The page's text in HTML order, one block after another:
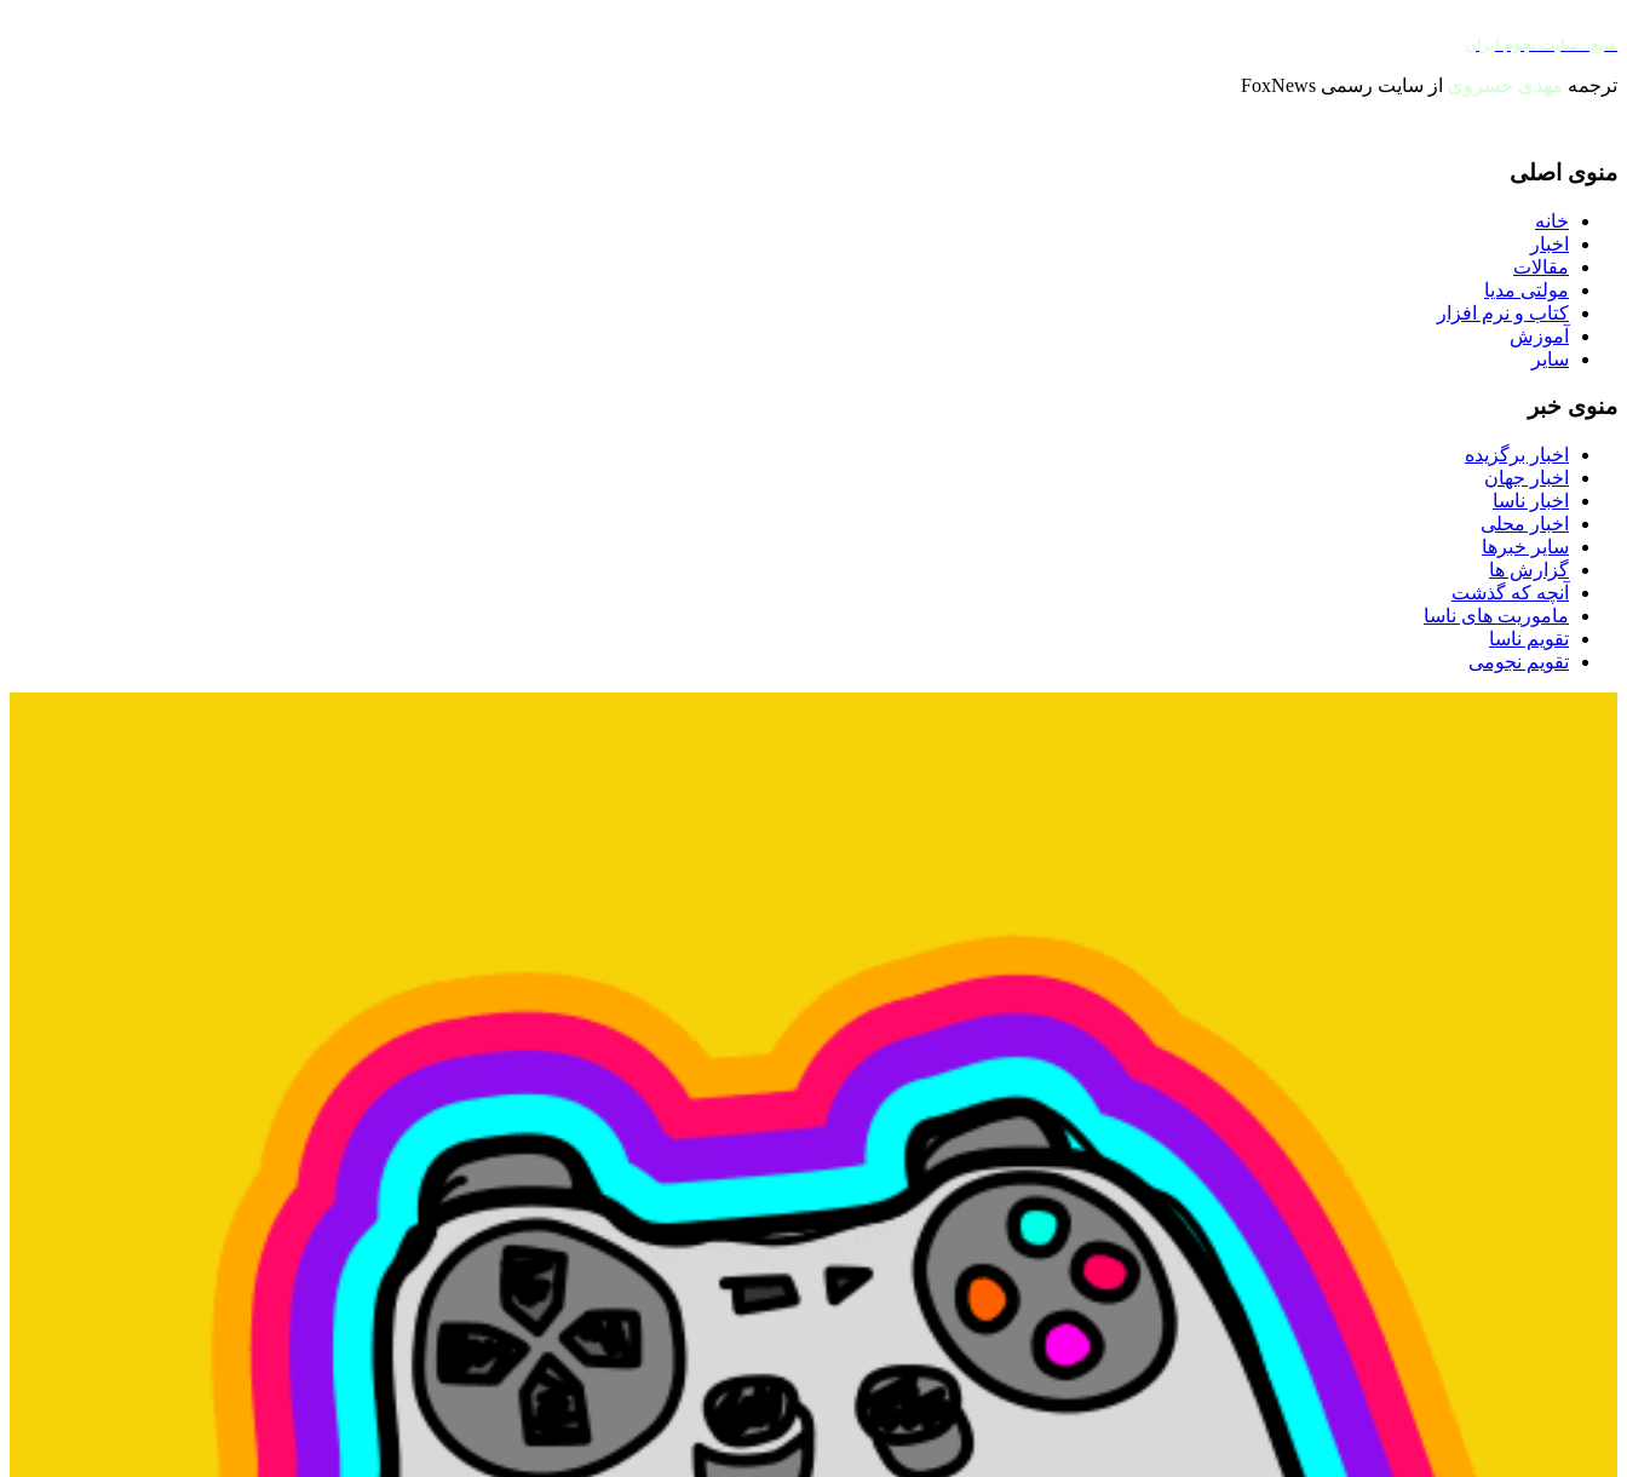
منبع : سایت نجوم ایران
ترجمه مهدی خسروی از سایت رسمی FoxNews
منوی اصلی
خانه
اخبار
مقالات
مولتی مدیا
کتاب و نرم افزار
آموزش
سایر
منوی خبر
اخبار برگزیده
اخبار جهان
اخبار ناسا
اخبار محلی
سایر خبرها
گزارش ها
آنچه که گذشت
ماموریت های ناسا
تقویم ناسا
تقویم نجومی